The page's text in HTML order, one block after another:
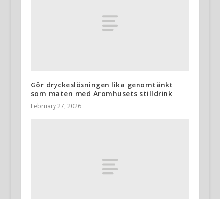
Gör dryckeslösningen lika genomtänkt
som maten med Aromhusets stilldrink
February 27, 2026